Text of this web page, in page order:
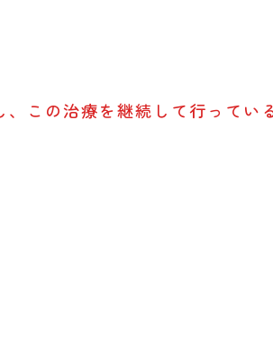
、この治療を継続して行ってい